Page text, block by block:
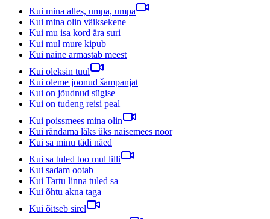
Kui mina alles, umpa, umpa
Kui mina olin väiksekene
Kui mu isa kord ära suri
Kui mul mure kipub
Kui naine armastab meest
Kui oleksin tuul
Kui oleme joonud šampanjat
Kui on jõudnud sügise
Kui on tudeng reisi peal
Kui poissmees mina olin
Kui rändama läks üks naisemees noor
Kui sa minu tädi näed
Kui sa tuled too mul lilli
Kui sadam ootab
Kui Tartu linna tuled sa
Kui õhtu akna taga
Kui õitseb sirel